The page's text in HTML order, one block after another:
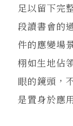
足以留下完
段讀書會的
件的應變場
栩如生地佔
眼的鏡頭，
是置身於應